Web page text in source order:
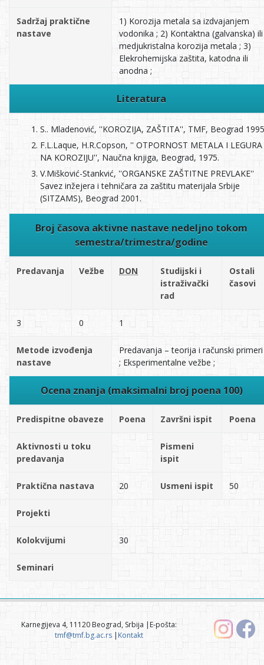
Sadržaj praktične
nastave
1) Korozija metala sa izdvajanjem
vodonika ; 2) Kontaktna (galvanska) ili
medjukristalna korozija metala ; 3)
Elekrohemijska zaštita, katodna ili
anodna ;
Literatura
S.. Mladenović, ''KOROZIJA, ZAŠTITA'', TMF, Beograd 1995
F.L.Laque, H.R.Copson, '' OTPORNOST METALA I LEGURA
NA KOROZIJU'', Naučna knjiga, Beograd, 1975.
V.Mišković-Stankvić, ''ORGANSKE ZAŠTITNE PREVLAKE''
Savez inžejera i tehničara za zaštitu materijala Srbije
(SITZAMS), Beograd 2001.
Broj časova aktivne nastave nedeljno tokom
semestra/trimestra/godine
Predavanja Vežbe DON
Studijski i
istraživački
rad
Ostali
časovi
3 0 1
Metode izvođenja
nastave
Predavanja – teorija i računski primeri
; Eksperimentalne vežbe ;
Ocena znanja (maksimalni broj poena 100)
Predispitne obaveze Poena Završni ispit Poena
Aktivnosti u toku
predavanja
Pismeni
ispit
Praktična nastava 20 Usmeni ispit 50
Projekti
Kolokvijumi 30
Seminari
Karnegijeva 4, 11120 Beograd, Srbija |E-pošta:
tmf@tmf.bg.ac.rs| Kontakt